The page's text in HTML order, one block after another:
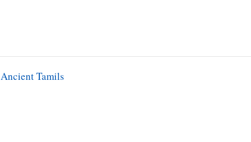
Tamils